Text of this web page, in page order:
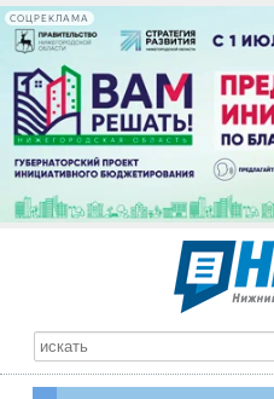
СОЦРЕКЛАМА